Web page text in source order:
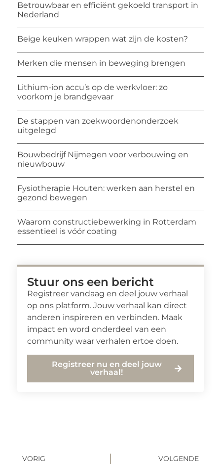
Betrouwbaar en efficiënt gekoeld transport in
Nederland
Beige keuken wrappen wat zijn de kosten?
Merken die mensen in beweging brengen
Lithium-ion accu’s op de werkvloer: zo
voorkom je brandgevaar
De stappen van zoekwoordenonderzoek
uitgelegd
Bouwbedrijf Nijmegen voor verbouwing en
nieuwbouw
Fysiotherapie Houten: werken aan herstel en
gezond bewegen
Waarom constructiebewerking in Rotterdam
essentieel is vóór coating
Stuur ons een bericht
Registreer vandaag en deel jouw verhaal
op ons platform. Jouw verhaal kan direct
anderen inspireren en verbinden. Maak
impact en word onderdeel van een
community waar verhalen ertoe doen.
Registreer nu en deel jouw
verhaal!
VORIG VOLGENDE